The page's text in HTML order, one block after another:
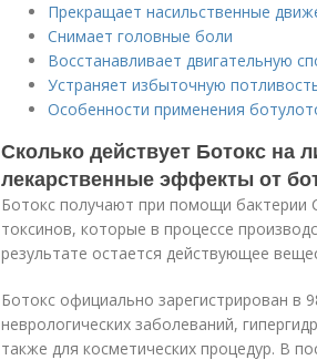
Прекращает насильственные
Снимает головные боли
Восстанавливает двигательную
Устраняет избыточную
Особенности применения
Сколько действует Ботокс на
лекарственные эффекты от
Ботокс получают при помощи бактерии
токсинов, которые в процессе
результате остается действующее
Ботокс официально зарегистрирован в
неврологических заболеваний,
также для косметических процедур. В